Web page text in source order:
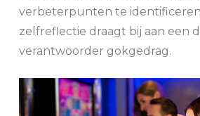
verbeterpunten te
zelfreflectie draagt bij aan een
verantwoorder gokgedrag.